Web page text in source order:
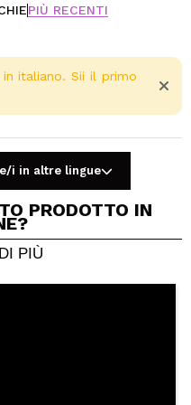
PIÙ RECENTI
o una foto
il primo. Immaginalo...
in italiano. Sii il primo
i in altre lingue
PRODOTTO IN
PIÙ